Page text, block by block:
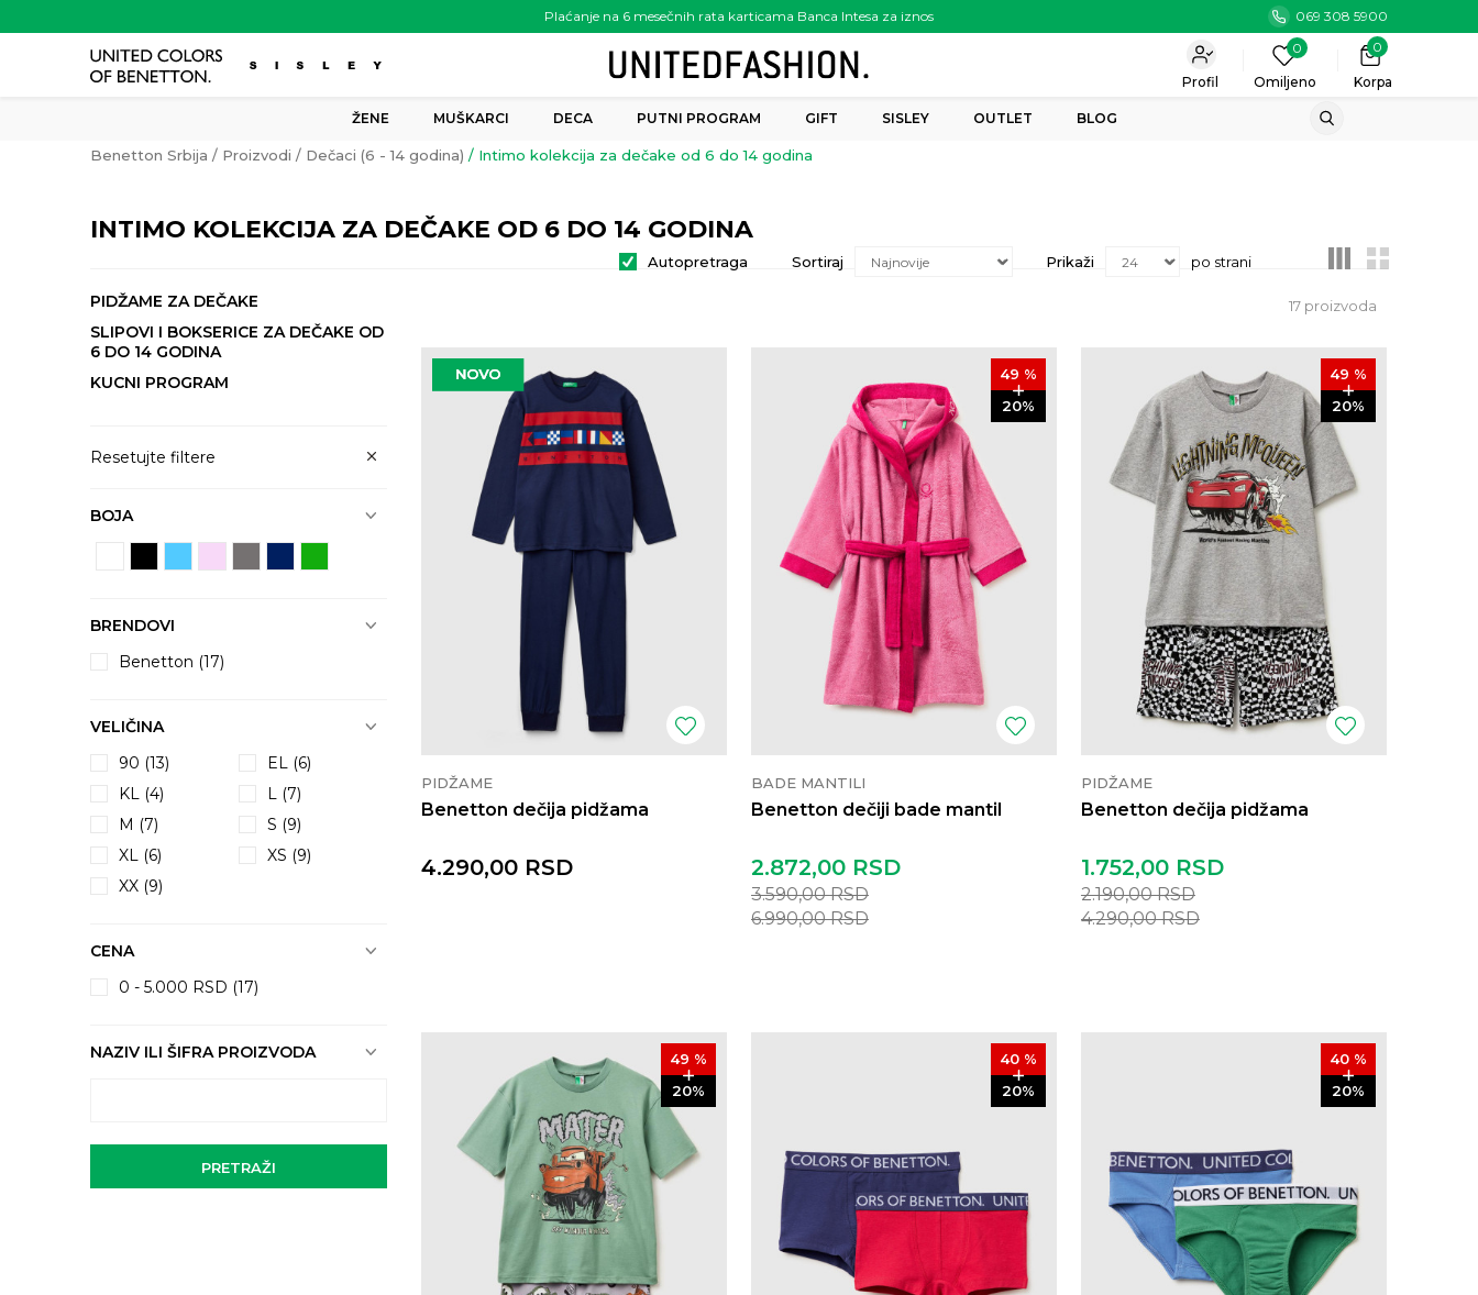
Plaćanje na 6 mesečnih rata karticama Banca Intesa za iznos
preko 6.000.00 rsd
069 308 5900
Korpa
0
0
Omiljeno
Profil
ŽENE MUŠKARCI DECA PUTNI PROGRAM GIFT SISLEY OUTLET BLOG
Benetton Srbija Proizvodi Dečaci (6 - 14 godina) Intimo kolekcija za dečake od 6 do 14 godina
INTIMO KOLEKCIJA ZA DEČAKE OD 6 DO 14 GODINA
Autopretraga Sortiraj Prikaži po strani
PIDŽAME ZA DEČAKE
SLIPOVI I BOKSERICE ZA DEČAKE OD
6 DO 14 GODINA
KUCNI PROGRAM
Resetujte filtere
BOJA
BRENDOVI
Benetton (17)
VELIČINA
90 (13) EL (6)
KL (4) L (7)
M (7) S (9)
XL (6) XS (9)
XX (9)
CENA
0 - 5.000 RSD (17)
NAZIV ILI ŠIFRA PROIZVODA
PRETRAŽI
17 proizvoda
PIDŽAME
Benetton dečija pidžama
4.290,00 RSD
49 %
20%
BADE MANTILI
Benetton dečiji bade mantil
2.872,00 RSD
3.590,00RSD
6.990,00RSD
49 %
20%
PIDŽAME
Benetton dečija pidžama
1.752,00 RSD
2.190,00RSD
4.290,00RSD
49 %
20%
40 %
20%
40 %
20%